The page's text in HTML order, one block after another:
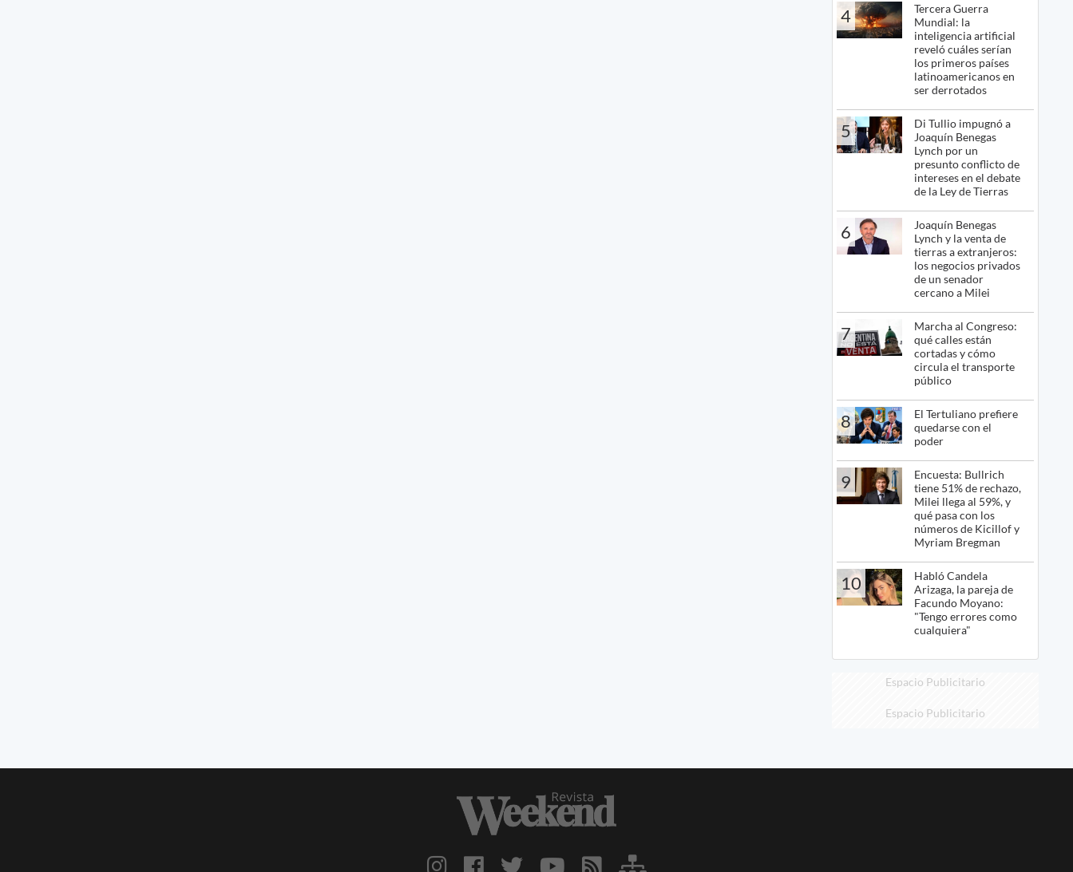
4
Tercera Guerra
Mundial: la
inteligencia artificial
reveló cuáles serían
los primeros países
latinoamericanos en
ser derrotados
5
Di Tullio impugnó a
Joaquín Benegas
Lynch por un
presunto conflicto de
intereses en el debate
de la Ley de Tierras
6
Joaquín Benegas
Lynch y la venta de
tierras a extranjeros:
los negocios privados
de un senador
cercano a Milei
7
Marcha al Congreso:
qué calles están
cortadas y cómo
circula el transporte
público
8
El Tertuliano prefiere
quedarse con el
poder
9
Encuesta: Bullrich
tiene 51% de rechazo,
Milei llega al 59%, y
qué pasa con los
números de Kicillof y
Myriam Bregman
10
Habló Candela
Arizaga, la pareja de
Facundo Moyano:
"Tengo errores como
cualquiera"
Espacio Publicitario
Espacio Publicitario